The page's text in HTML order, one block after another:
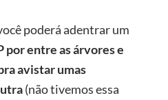
poderá adentrar um
por entre as árvores e
avistar umas
(não tivemos essa